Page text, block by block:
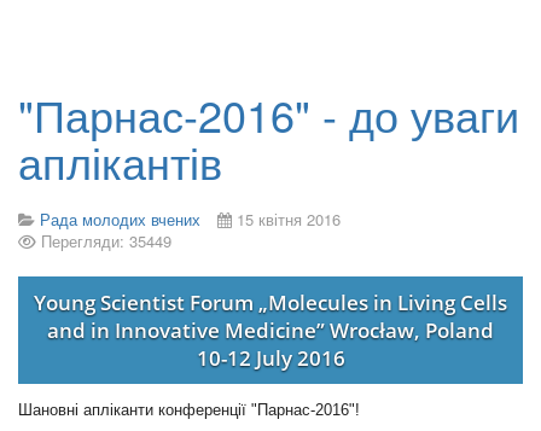
"Парнас-2016" - до уваги
аплікантів
Рада молодих вчених
15 квітня 2016
Перегляди: 35449
Young Scientist Forum „Molecules in Living Cells
and in Innovative Medicine” Wrocław, Poland
10-12 July 2016
Шановні апліканти конференції "Парнас-2016"!